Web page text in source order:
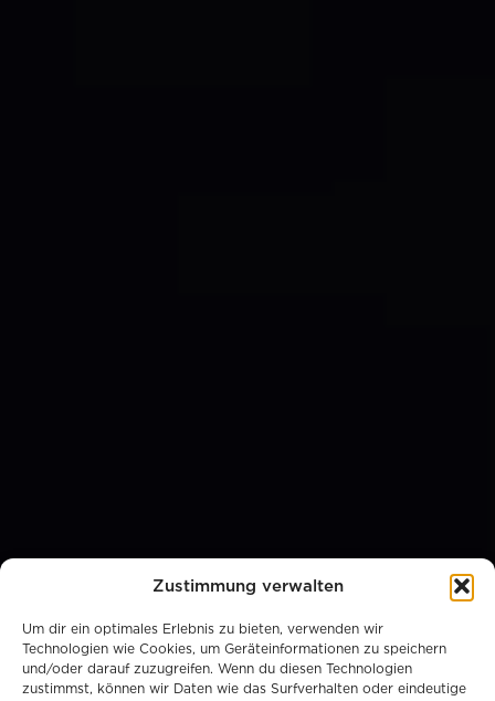
Zustimmung verwalten
Um dir ein optimales Erlebnis zu bieten, verwenden wir
Technologien wie Cookies, um Geräteinformationen zu speichern
und/oder darauf zuzugreifen. Wenn du diesen Technologien
zustimmst, können wir Daten wie das Surfverhalten oder eindeutige